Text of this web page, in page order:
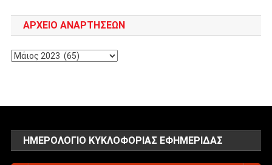
ΑΡΧΕΊΟ ΑΝΑΡΤΉΣΕΩΝ
Αρχείο
ΗΜΕΡΟΛΌΓΙΟ ΚΥΚΛΟΦΟΡΊΑΣ ΕΦΗΜΕΡΊΔΑΣ